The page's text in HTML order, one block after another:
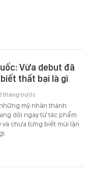
Vừa debut đã
thất bại là gì
mỹ nhân thành
dội ngay từ tác phẩm
và chưa từng biết mùi lận
tháng trước